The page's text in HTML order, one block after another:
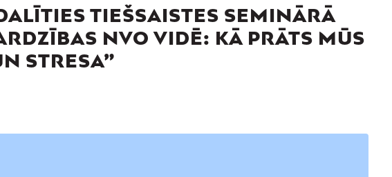
TIEŠSAISTES SEMINĀRĀ
NVO VIDĒ: KĀ PRĀTS MŪS
STRESA”